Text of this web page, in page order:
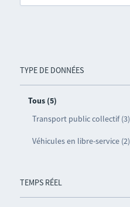
TYPE DE DONNÉES
Tous (5)
Transport public collectif (3)
Véhicules en libre-service (2)
TEMPS RÉEL